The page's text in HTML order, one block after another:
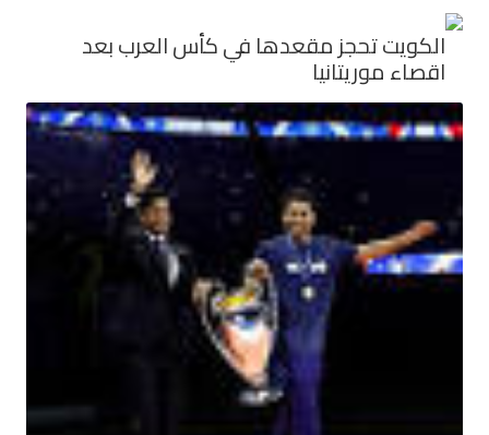
الكويت تحجز مقعدها في كأس العرب بعد
اقصاء موريتانيا